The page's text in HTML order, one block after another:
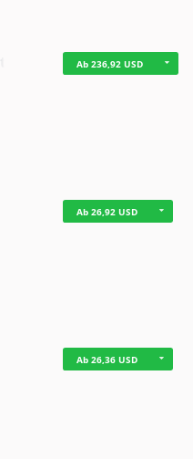
Ab 236,92 USD
Ab 26,92 USD
Ab 26,36 USD